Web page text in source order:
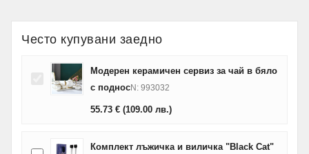
Често купувани заедно
Модерен керамичен сервиз за чай в бяло
с подносN: 993032
55.73 € (109.00 лв.)
Комплект лъжичка и виличка "Black Cat"